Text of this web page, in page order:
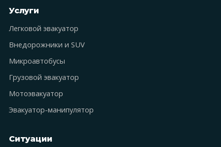
Услуги
Легковой эвакуатор
Внедорожники и SUV
Микроавтобусы
Грузовой эвакуатор
Мотоэвакуатор
Эвакуатор-манипулятор
Ситуации